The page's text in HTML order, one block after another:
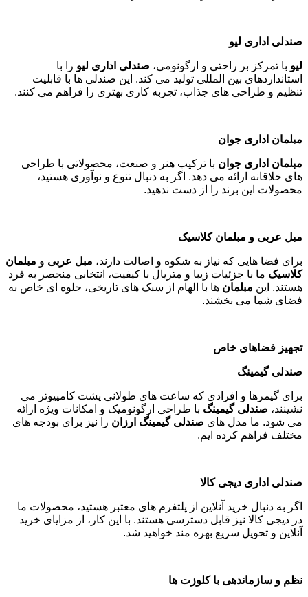
صندلی اداری لیو
لیو با تمرکز بر راحتی و ارگونومی، صندلی اداری لیو را با
استانداردهای بین المللی تولید می کند. این صندلی ها با قابلیت
تنظیم و طراحی های جذاب، تجربه کاری بهتری را فراهم می کنند.
مبلمان اداری جوان
مبلمان اداری جوان با ترکیب هنر و صنعت، محصولاتی با طراحی
های خلاقانه ارائه می دهد. اگر به دنبال تنوع و نوآوری هستید،
محصولات این برند را از دست ندهید.
مبل عربی و مبلمان کلاسیک
برای فضا هایی که نیاز به شکوه و اصالت دارند، مبل عربی و مبلمان
کلاسیک ما با جزئیات زیبا و متریال با کیفیت، انتخابی منحصر به فرد
هستند. این مبلمان ها با الهام از سبک های تاریخی، جلوه ای خاص به
فضای شما می بخشند.
تجهیز فضاهای خاص
صندلی گیمینگ
برای گیمرها و افرادی که ساعت های طولانی پشت کامپیوتر می
نشینند، صندلی گیمینگ با طراحی ارگونومیک و امکانات ویژه ارائه
می شود. ما مدل های صندلی گیمینگ ارزان را نیز برای بودجه های
مختلف فراهم کرده ایم.
صندلی اداری دیجی کالا
اگر به دنبال خرید آنلاین از پلتفرم های معتبر هستید، محصولات ما
در دیجی کالا نیز قابل دسترسی هستند. با این کار، از مزایای خرید
آنلاین و تحویل سریع بهره مند خواهید شد.
نظم و سازماندهی با کلوزت ها